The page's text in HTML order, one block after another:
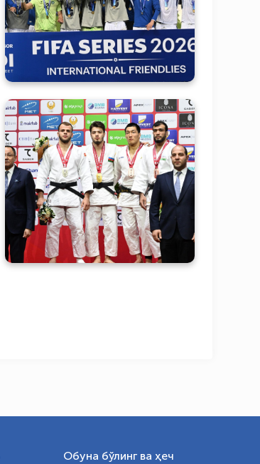
совринни қабул қилиб
олишди
Бугун терма жамоамиз
ҳисобига 1 та кумуш ва 2 та
бронза медаллари қўшиб
қўйилди. Ғолиб ва
совриндорларни
тақдирлаш маросимидан
фотогалерея:
Обуна бўлинг ва ҳеч
OLYMPCHIK AI - yordamchi
Онлайн · olympic.uz